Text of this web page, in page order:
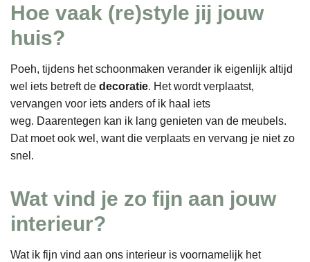
Hoe vaak (re)style jij jouw
huis?
Poeh, tijdens het schoonmaken verander ik eigenlijk altijd
wel iets betreft de decoratie. Het wordt verplaatst,
vervangen voor iets anders of ik haal iets
weg. Daarentegen kan ik lang genieten van de meubels.
Dat moet ook wel, want die verplaats en vervang je niet zo
snel.
Wat vind je zo fijn aan jouw
interieur?
Wat ik fijn vind aan ons interieur is voornamelijk het